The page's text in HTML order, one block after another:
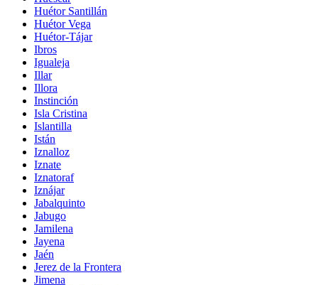
Huétor Santillán
Huétor Vega
Huétor-Tájar
Ibros
Igualeja
Illar
Illora
Instinción
Isla Cristina
Islantilla
Istán
Iznalloz
Iznate
Iznatoraf
Iznájar
Jabalquinto
Jabugo
Jamilena
Jayena
Jaén
Jerez de la Frontera
Jimena